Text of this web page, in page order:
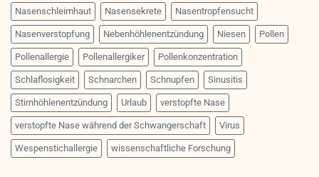
Nasenschleimhaut Nasensekrete Nasentropfensucht
Nasenverstopfung Nebenhöhlenentzündung Niesen Pollen
Pollenallergie Pollenallergiker Pollenkonzentration
Schlaflosigkeit Schnarchen Schnupfen Sinusitis
Stirnhöhlenentzündung Urlaub verstopfte Nase
verstopfte Nase während der Schwangerschaft Virus
Wespenstichallergie wissenschaftliche Forschung